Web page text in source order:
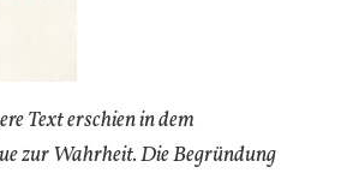
Text erschien in dem
zur Wahrheit. Die Begründung